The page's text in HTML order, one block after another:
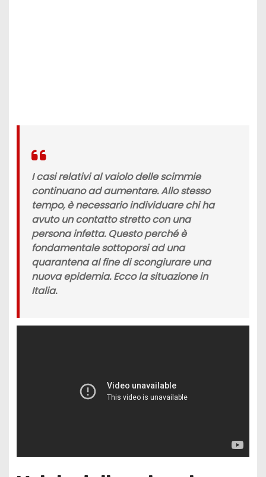
I casi relativi alvaiolo delle scimmie
continuano ad aumentare. Allo stesso
tempo, è necessario individuare chi ha
avuto uncontatto strettocon una
persona infetta. Questo perché è
fondamentale sottoporsi ad una
quarantenaal fine di scongiurare una
nuova epidemia. Ecco la situazione in
Italia.